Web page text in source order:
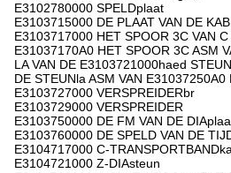
E3102780000 SPELDplaat
E3103715000 DE PLAAT VAN DE
E3103717000 HET SPOOR 3C VAN C
E31037170A0 HET SPOOR 3C ASM
LA VAN DE E3103721000haed STEUN
DE STEUNla ASM VAN E31037250A0
E3103727000 VERSPREIDERbr
E3103729000 VERSPREIDER
E3103750000 DE FM VAN DE
E3103760000 DE SPELD VAN DE
E3104717000 C-
E3104721000 Z-DIAsteun